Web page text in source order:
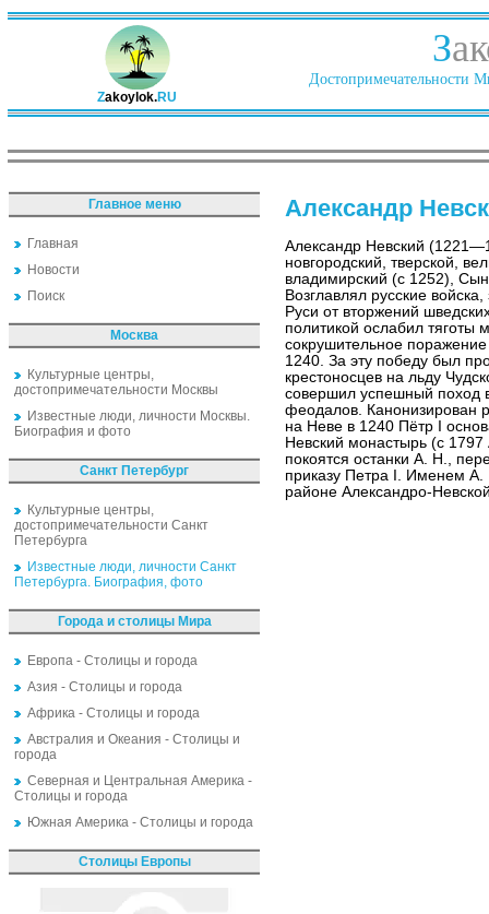
Zakoylok.RU
З
Достопримечательности
Главное меню
Главная
Новости
Поиск
Москва
Культурные центры,
достопримечательности Москвы
Известные люди, личности Москвы.
Биография и фото
Санкт Петербург
Культурные центры,
достопримечательности Санкт
Петербурга
Известные люди, личности Санкт
Петербурга. Биография, фото
Города и столицы Мира
Европа - Столицы и города
Азия - Столицы и города
Африка - Столицы и города
Австралия и Океания - Столицы и
города
Северная и Центральная Америка -
Столицы и города
Южная Америка - Столицы и города
Столицы Европы
Александр
Александр Невский
новгородский, тверской,
владимирский (с 1252),
Возглавлял русские
Руси от вторжений
политикой ослабил тяготы
сокрушительное
1240. За эту победу был
крестоносцев на льду
совершил успешный поход
феодалов. Канонизирован
на Неве в 1240 Пётр I
Невский монастырь (с
покоятся останки А. Н.,
приказу Петра I. Именем
районе Александро-